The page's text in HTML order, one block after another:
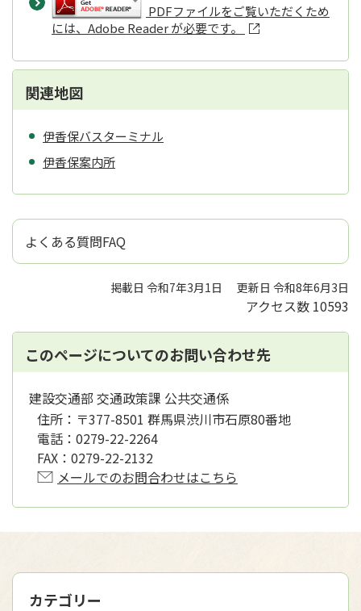
PDFファイルをご覧いただくため
には、Adobe Reader が必要です。
関連地図
伊香保バスターミナル
伊香保案内所
よくある質問FAQ
掲載日 令和7年3月1日 更新日 令和8年6月3日
アクセス数 10593
このページについてのお問い合わせ先
建設交通部 交通政策課 公共交通係
住所： 〒377-8501 群馬県渋川市石原80番地
電話： 0279-22-2264
FAX： 0279-22-2132
メールでのお問合わせはこちら
カテゴリー